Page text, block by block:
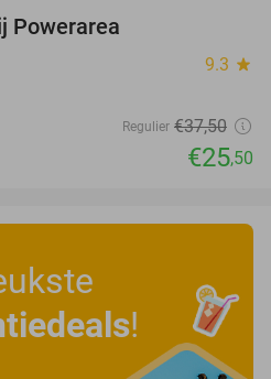
Powerarea
9.3 star
Regulier €37,50
€25,50
!